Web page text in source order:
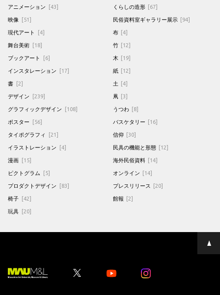
アニメーション [43]
映像 [51]
現代アート [4]
舞台美術 [18]
ブックアート [6]
インスタレーション [17]
書 [2]
デザイン [239]
グラフィックデザイン [108]
ポスター [56]
タイポグラフィ [21]
イラストレーション [4]
漫画 [15]
ピクトグラム [5]
プロダクトデザイン [83]
椅子 [42]
玩具 [20]
くらしの造形 [67]
民俗資料室ギャラリー展示 [94]
布 [4]
竹 [12]
木 [19]
紙 [12]
土 [4]
凧 [3]
うつわ [8]
バスケタリー [16]
信仰 [30]
民具の機能と形態 [12]
海外民俗資料 [14]
オンライン [14]
プレスリリース [20]
館報 [2]
ペ
ー
Youtube Youtube